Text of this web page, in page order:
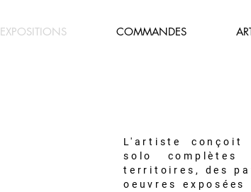
EXPOSITIONS COMMANDES
L'artiste conçoit
solo
territoires, des
oeuvres